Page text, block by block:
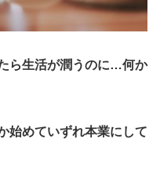
ら生活が潤うのに…何か
始めていずれ本業にして